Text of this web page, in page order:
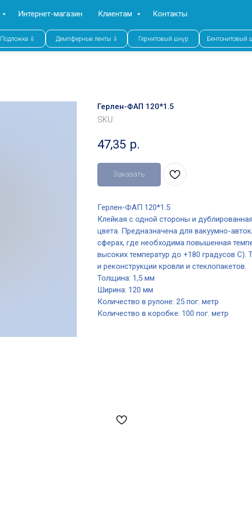
Интернет-магазин Клиентам Контакты
Подложка ⇩ Демпферные ленты ⇩ Гернитовый шнур Бентонитовый
Герлен-ФАП 120*1.5
SKU:
47,35 р.
Заказать
Герлен-ФАП 120*1.5
Клейкая с одной стороны и
цвета. Предназначена для вакуумно-
сферах, где необходима повышенная
высоких температур до +180 градусов С).
и реконструкции кровли и стеклопакетов.
Толщина: 1,5 мм
Ширина: 120 мм
Количество в рулоне: 25 пог. метр
Количество в коробке: 100 пог. метр